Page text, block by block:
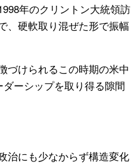
年のクリントン大統領訪
、硬軟取り混ぜた形で振幅
づけられるこの時期の米中
ダーシップを取り得る隙間
治にも少なからず構造変化